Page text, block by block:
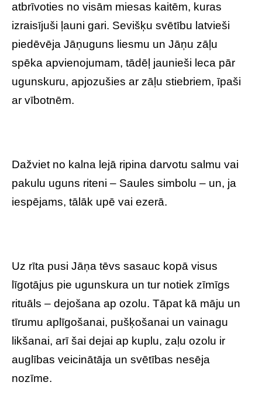
atbrīvoties no visām miesas kaitēm, kuras
izraisījuši ļauni gari. Sevišķu svētību latvieši
piedēvēja Jāņuguns liesmu un Jāņu zāļu
spēka apvienojumam, tādēļ jaunieši leca pār
ugunskuru, apjozušies ar zāļu stiebriem, īpaši
ar vībotnēm.
Dažviet no kalna lejā ripina darvotu salmu vai
pakulu uguns riteni – Saules simbolu – un, ja
iespējams, tālāk upē vai ezerā.
Uz rīta pusi Jāņa tēvs sasauc kopā visus
līgotājus pie ugunskura un tur notiek zīmīgs
rituāls – dejošana ap ozolu. Tāpat kā māju un
tīrumu aplīgošanai, pušķošanai un vainagu
likšanai, arī šai dejai ap kuplu, zaļu ozolu ir
auglības veicinātāja un svētības nesēja
nozīme.